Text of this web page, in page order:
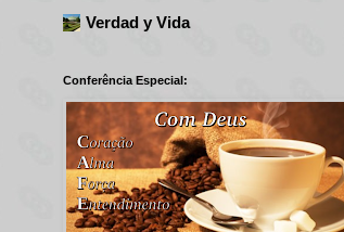
Verdad y Vida
Conferência Especial: